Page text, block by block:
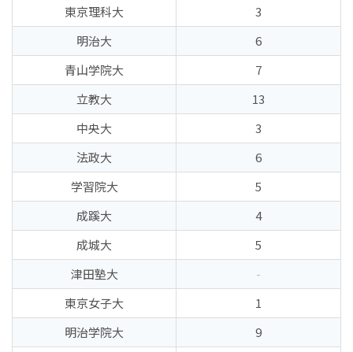
東京理科大
3
明治大
6
青山学院大
7
立教大
13
中央大
3
法政大
6
学習院大
5
成蹊大
4
成城大
5
津田塾大
-
東京女子大
1
明治学院大
9